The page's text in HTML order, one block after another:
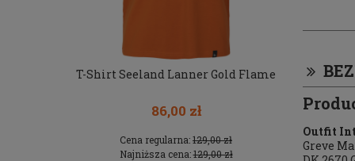
T-Shirt Seeland Lanner Gold Flame
86,00 zł
Cena regularna:129,00 zł
Najniższa cena:129,00 zł
T-shirt
Outfit
Greve